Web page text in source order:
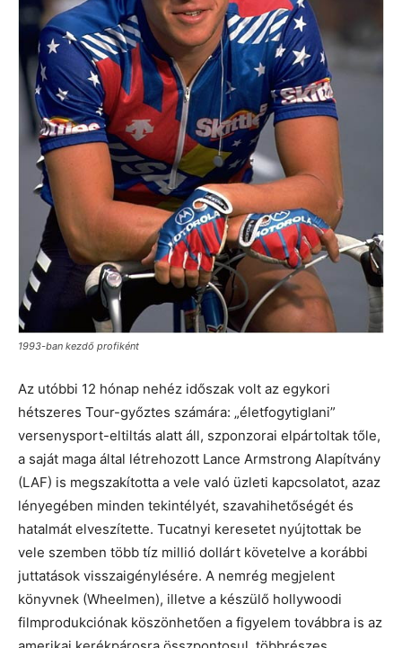
1993-ban kezdő profiként
Az utóbbi 12 hónap nehéz időszak volt az egykori
hétszeres Tour-győztes számára: „életfogytiglani”
versenysport-eltiltás alatt áll, szponzorai elpártoltak tőle,
a saját maga által létrehozott Lance Armstrong Alapítvány
(LAF) is megszakította a vele való üzleti kapcsolatot, azaz
lényegében minden tekintélyét, szavahihetőségét és
hatalmát elveszítette. Tucatnyi keresetet nyújtottak be
vele szemben több tíz millió dollárt követelve a korábbi
juttatások visszaigénylésére. A nemrég megjelent
könyvnek (Wheelmen), illetve a készülő hollywoodi
filmprodukciónak köszönhetően a figyelem továbbra is az